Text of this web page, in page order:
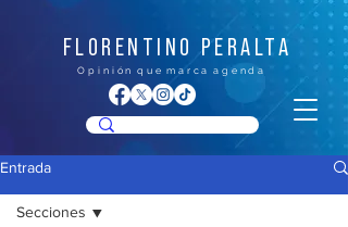
FLORENTINO PERALTA
O p i n i ó n q u e m a r c a a g e n d a
Entrada
Secciones